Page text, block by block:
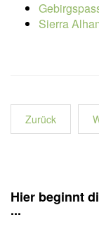
Sierra
Zurück
Hier beginnt
...